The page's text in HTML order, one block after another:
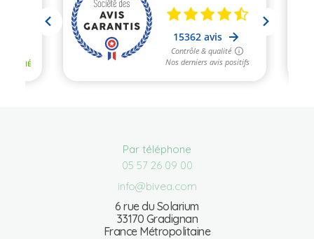
Par téléphone
05 57 26 09 00
info@bivea.com
6 rue du Solarium
33170 Gradignan
France Métropolitaine